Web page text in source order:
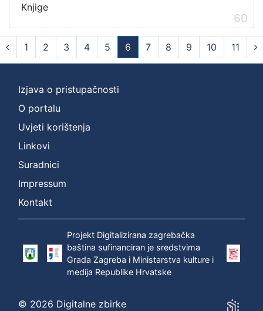
Knjige
60
1 2 3 4 5
6
(current)
7 8 9 10 11
Izjava o pristupačnosti
O portalu
Uvjeti korištenja
Linkovi
Suradnici
Impressum
Kontakt
Projekt Digitalizirana zagrebačka
baština sufinanciran je sredstvima
Grada Zagreba i Ministarstva kulture i
medija Republike Hrvatske
© 2026 Digitalne zbirke